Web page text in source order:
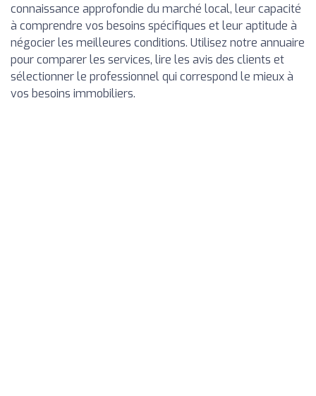
connaissance approfondie du marché local, leur capacité
à comprendre vos besoins spécifiques et leur aptitude à
négocier les meilleures conditions. Utilisez notre annuaire
pour comparer les services, lire les avis des clients et
sélectionner le professionnel qui correspond le mieux à
vos besoins immobiliers.